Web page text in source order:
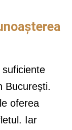
București.
oferea
Iar